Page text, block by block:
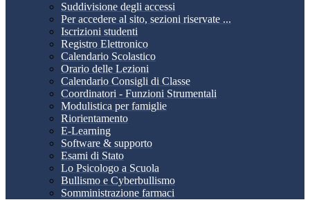
Suddivisione degli accessi
Per accedere al sito, sezioni riservate ...
Iscrizioni studenti
Registro Elettronico
Calendario Scolastico
Orario delle Lezioni
Calendario Consigli di Classe
Coordinatori - Funzioni Strumentali
Modulistica per famiglie
Riorientamento
E-Learning
Software & supporto
Esami di Stato
Lo Psicologo a Scuola
Bullismo e Cyberbullismo
Somministrazione farmaci